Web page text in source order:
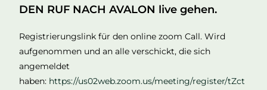
DEN RUF NACH AVALON live gehen.
Registrierungslink für den online zoom Call. Wird
aufgenommen und an alle verschickt, die sich
angemeldet
haben: https://us02web.zoom.us/meeting/register/tZct